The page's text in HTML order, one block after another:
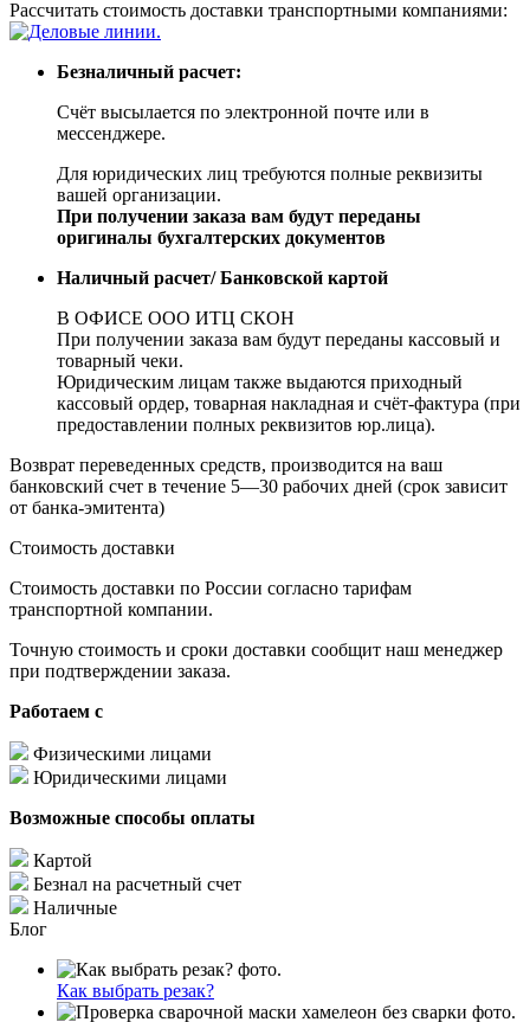
Рассчитать стоимость доставки транспортными компаниями:
Безналичный расчет:
Счёт высылается по электронной почте или в
мессенджере.
Для юридических лиц требуются полные реквизиты
вашей организации.
При получении заказа вам будут переданы
оригиналы бухгалтерских документов
Наличный расчет/ Банковской картой
В ОФИСЕ ООО ИТЦ СКОН
При получении заказа вам будут переданы кассовый и
товарный чеки.
Юридическим лицам также выдаются приходный
кассовый ордер, товарная накладная и счёт-фактура (при
предоставлении полных реквизитов юр.лица).
Возврат переведенных средств, производится на ваш
банковский счет в течение 5—30 рабочих дней (срок зависит
от банка-эмитента)
Стоимость доставки
Стоимость доставки по России согласно тарифам
транспортной компании.
Точную стоимость и сроки доставки сообщит наш менеджер
при подтверждении заказа.
Работаем с
Физическими лицами
Юридическими лицами
Возможные способы оплаты
Картой
Безнал на расчетный счет
Наличные
Блог
Как выбрать резак?